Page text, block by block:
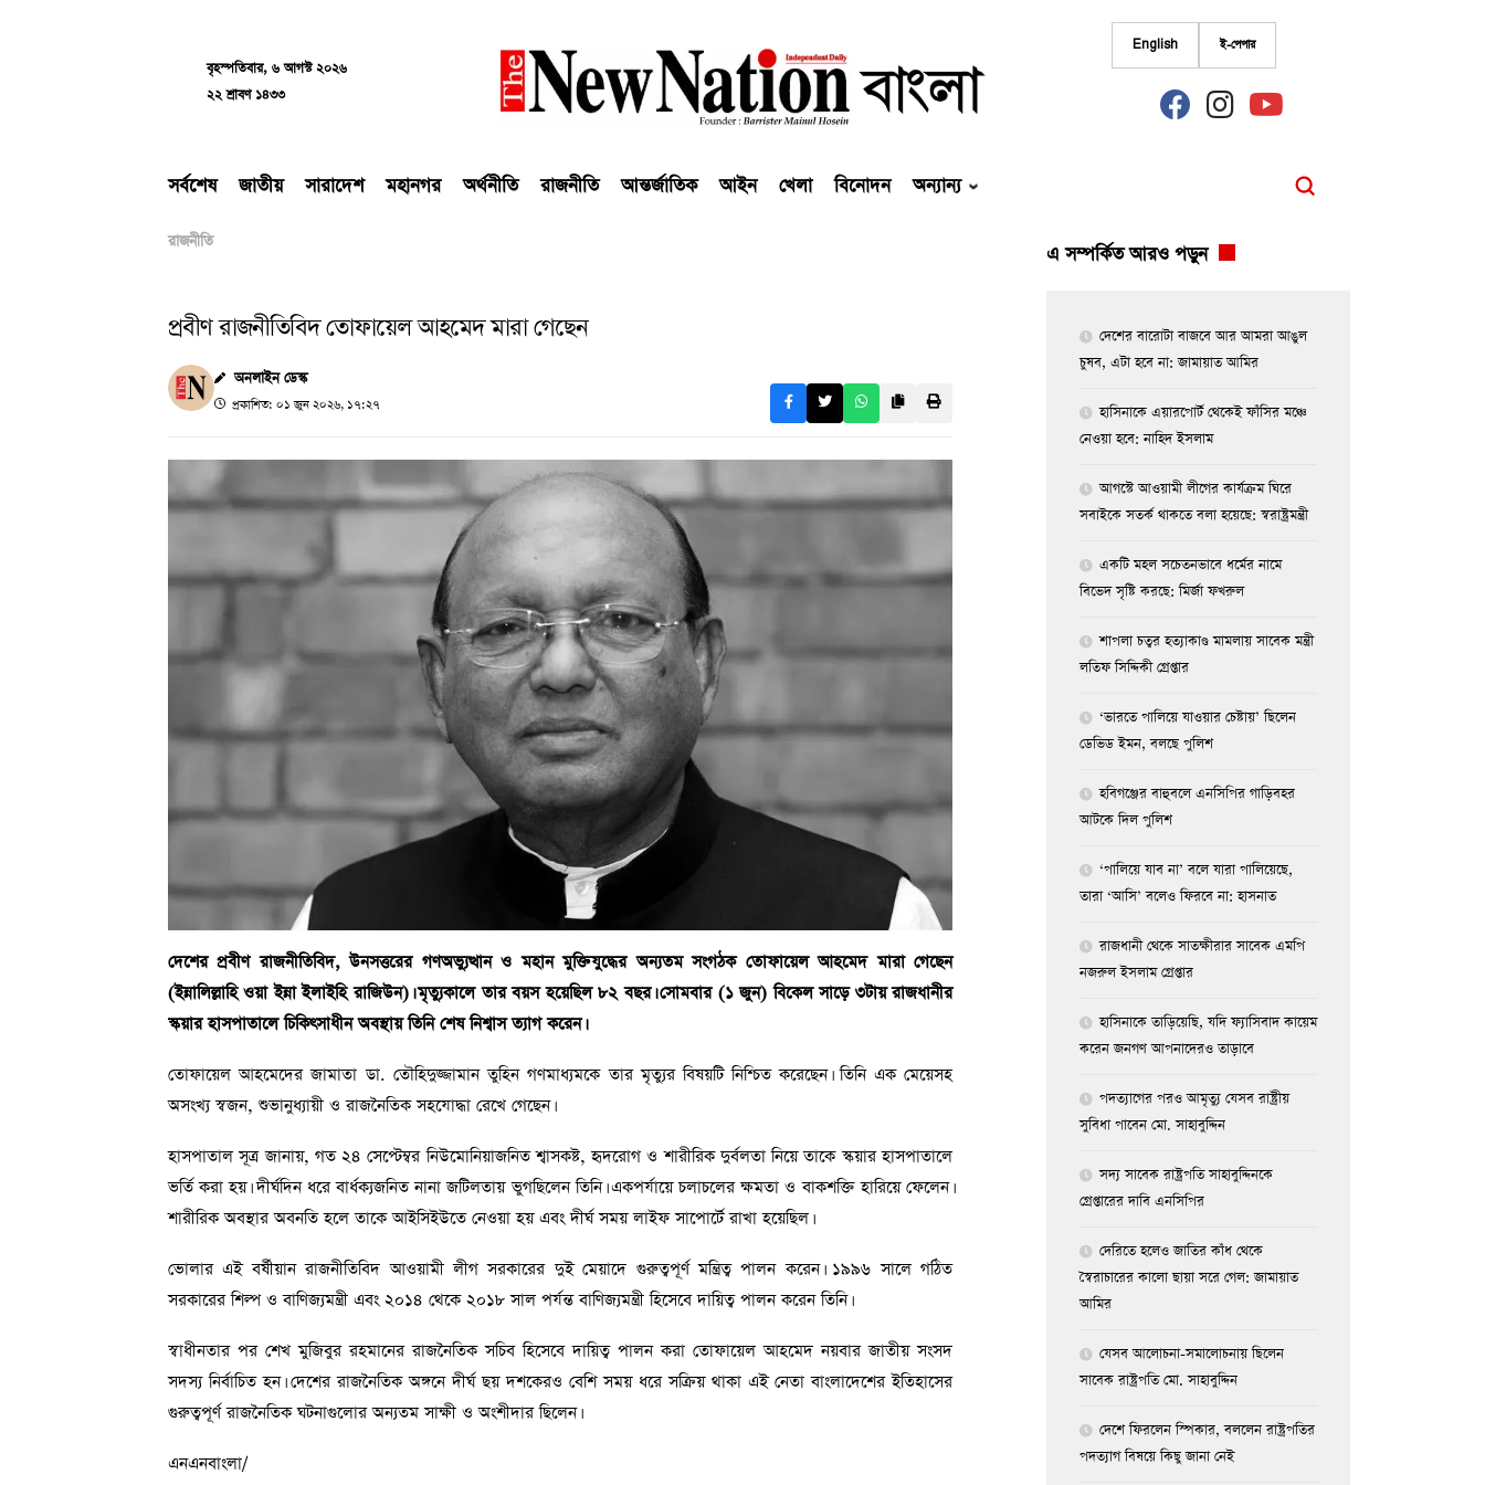
বৃহস্পতিবার, ৬ আগস্ট ২০২৬
২২ শ্রাবণ ১৪৩৩
English ই-পেপার
fab
fa-
fab
fa-
fab
fa-
সর্বশেষ জাতীয় সারাদেশ মহানগর অর্থনীতি রাজনীতি আন্তর্জাতিক আইন খেলা বিনোদন অন্যান্য
রাজনীতি
প্রবীণ রাজনীতিবিদ তোফায়েল আহমেদ মারা গেছেন
অনলাইন ডেস্ক
প্রকাশিত: ০১ জুন ২০২৬, ১৭:২৭
দেশের প্রবীণ রাজনীতিবিদ, উনসত্তরের গণঅভ্যুত্থান ও মহান মুক্তিযুদ্ধের অন্যতম সংগঠক তোফায়েল আহমেদ মারা গেছেন
(ইন্নালিল্লাহি ওয়া ইন্না ইলাইহি রাজিউন)। মৃত্যুকালে তার বয়স হয়েছিল ৮২ বছর। সোমবার (১ জুন) বিকেল সাড়ে ৩টায় রাজধানীর
স্কয়ার হাসপাতালে চিকিৎসাধীন অবস্থায় তিনি শেষ নিশ্বাস ত্যাগ করেন।
তোফায়েল আহমেদের জামাতা ডা. তৌহিদুজ্জামান তুহিন গণমাধ্যমকে তার মৃত্যুর বিষয়টি নিশ্চিত করেছেন। তিনি এক মেয়েসহ
অসংখ্য স্বজন, শুভানুধ্যায়ী ও রাজনৈতিক সহযোদ্ধা রেখে গেছেন।
হাসপাতাল সূত্র জানায়, গত ২৪ সেপ্টেম্বর নিউমোনিয়াজনিত শ্বাসকষ্ট, হৃদরোগ ও শারীরিক দুর্বলতা নিয়ে তাকে স্কয়ার হাসপাতালে
ভর্তি করা হয়। দীর্ঘদিন ধরে বার্ধক্যজনিত নানা জটিলতায় ভুগছিলেন তিনি। একপর্যায়ে চলাচলের ক্ষমতা ও বাকশক্তি হারিয়ে ফেলেন।
শারীরিক অবস্থার অবনতি হলে তাকে আইসিইউতে নেওয়া হয় এবং দীর্ঘ সময় লাইফ সাপোর্টে রাখা হয়েছিল।
ভোলার এই বর্ষীয়ান রাজনীতিবিদ আওয়ামী লীগ সরকারের দুই মেয়াদে গুরুত্বপূর্ণ মন্ত্রিত্ব পালন করেন। ১৯৯৬ সালে গঠিত
সরকারের শিল্প ও বাণিজ্যমন্ত্রী এবং ২০১৪ থেকে ২০১৮ সাল পর্যন্ত বাণিজ্যমন্ত্রী হিসেবে দায়িত্ব পালন করেন তিনি।
স্বাধীনতার পর শেখ মুজিবুর রহমানের রাজনৈতিক সচিব হিসেবে দায়িত্ব পালন করা তোফায়েল আহমেদ নয়বার জাতীয় সংসদ
সদস্য নির্বাচিত হন। দেশের রাজনৈতিক অঙ্গনে দীর্ঘ ছয় দশকেরও বেশি সময় ধরে সক্রিয় থাকা এই নেতা বাংলাদেশের ইতিহাসের
গুরুত্বপূর্ণ রাজনৈতিক ঘটনাগুলোর অন্যতম সাক্ষী ও অংশীদার ছিলেন।
এনএনবাংলা/
এ সম্পর্কিত আরও পড়ুন
দেশের বারোটা বাজবে আর আমরা আঙুল
চুষব, এটা হবে না: জামায়াত আমির
হাসিনাকে এয়ারপোর্ট থেকেই ফাঁসির মঞ্চে
নেওয়া হবে: নাহিদ ইসলাম
আগস্টে আওয়ামী লীগের কার্যক্রম ঘিরে
সবাইকে সতর্ক থাকতে বলা হয়েছে: স্বরাষ্ট্রমন্ত্রী
একটি মহল সচেতনভাবে ধর্মের নামে
বিভেদ সৃষ্টি করছে: মির্জা ফখরুল
শাপলা চত্বর হত্যাকাণ্ড মামলায় সাবেক মন্ত্রী
লতিফ সিদ্দিকী গ্রেপ্তার
‘ভারতে পালিয়ে যাওয়ার চেষ্টায়’ ছিলেন
ডেভিড ইমন, বলছে পুলিশ
হবিগঞ্জের বাহুবলে এনসিপির গাড়িবহর
আটকে দিল পুলিশ
‘পালিয়ে যাব না’ বলে যারা পালিয়েছে,
তারা ‘আসি’ বলেও ফিরবে না: হাসনাত
রাজধানী থেকে সাতক্ষীরার সাবেক এমপি
নজরুল ইসলাম গ্রেপ্তার
হাসিনাকে তাড়িয়েছি, যদি ফ্যাসিবাদ কায়েম
করেন জনগণ আপনাদেরও তাড়াবে
পদত্যাগের পরও আমৃত্যু যেসব রাষ্ট্রীয়
সুবিধা পাবেন মো. সাহাবুদ্দিন
সদ্য সাবেক রাষ্ট্রপতি সাহাবুদ্দিনকে
গ্রেপ্তারের দাবি এনসিপির
দেরিতে হলেও জাতির কাঁধ থেকে
স্বৈরাচারের কালো ছায়া সরে গেল: জামায়াত
আমির
যেসব আলোচনা-সমালোচনায় ছিলেন
সাবেক রাষ্ট্রপতি মো. সাহাবুদ্দিন
দেশে ফিরলেন স্পিকার, বললেন রাষ্ট্রপতির
পদত্যাগ বিষয়ে কিছু জানা নেই